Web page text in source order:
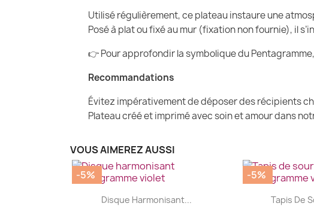
Utilisé régulièrement, ce plateau instaure une
Posé à plat ou fixé au mur (fixation non fournie), il
👉 Pour approfondir la symbolique du
Recommandations
Évitez impérativement de déposer des récipients
Plateau créé et imprimé avec soin et amour dans
VOUS AIMEREZ AUSSI
| 
Disque Harmonisant...
-5%

Tapis De
-5%